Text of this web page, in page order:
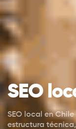
SEO
SEO local en
estructura